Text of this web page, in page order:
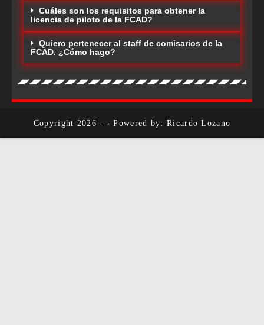
Cuáles son los requisitos para obtener la
licencia de piloto de la FCAD?
Quiero pertenecer al staff de comisarios de la
FCAD. ¿Cómo hago?
Copyright 2026 - - Powered by: Ricardo Lozano